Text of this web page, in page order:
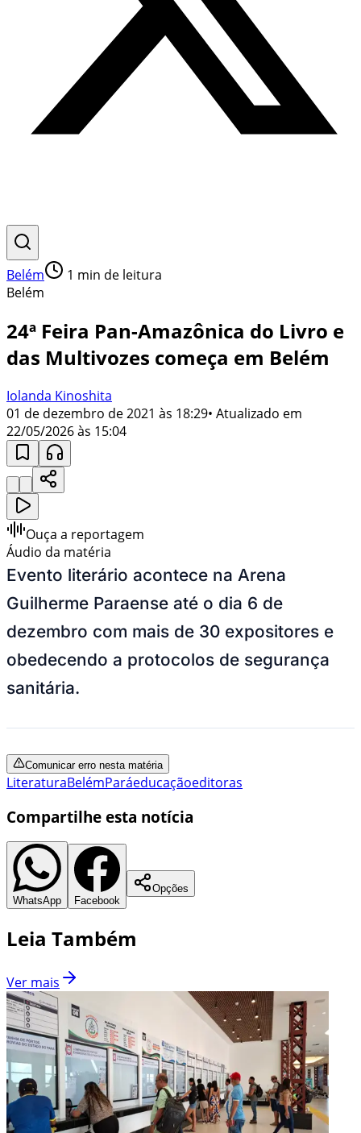
Belém 1 min de leitura
Belém
24ª Feira Pan-Amazônica do Livro e
das Multivozes começa em Belém
Iolanda Kinoshita
01 de dezembro de 2021 às 18:29• Atualizado em
22/05/2026 às 15:04
Ouça a reportagem
Áudio da matéria
Evento literário acontece na Arena
Guilherme Paraense até o dia 6 de
dezembro com mais de 30 expositores e
obedecendo a protocolos de segurança
sanitária.
Comunicar erro nesta matéria
LiteraturaBelémParáeducaçãoeditoras
Compartilhe esta notícia
WhatsApp Facebook
Opções
Leia Também
Ver mais